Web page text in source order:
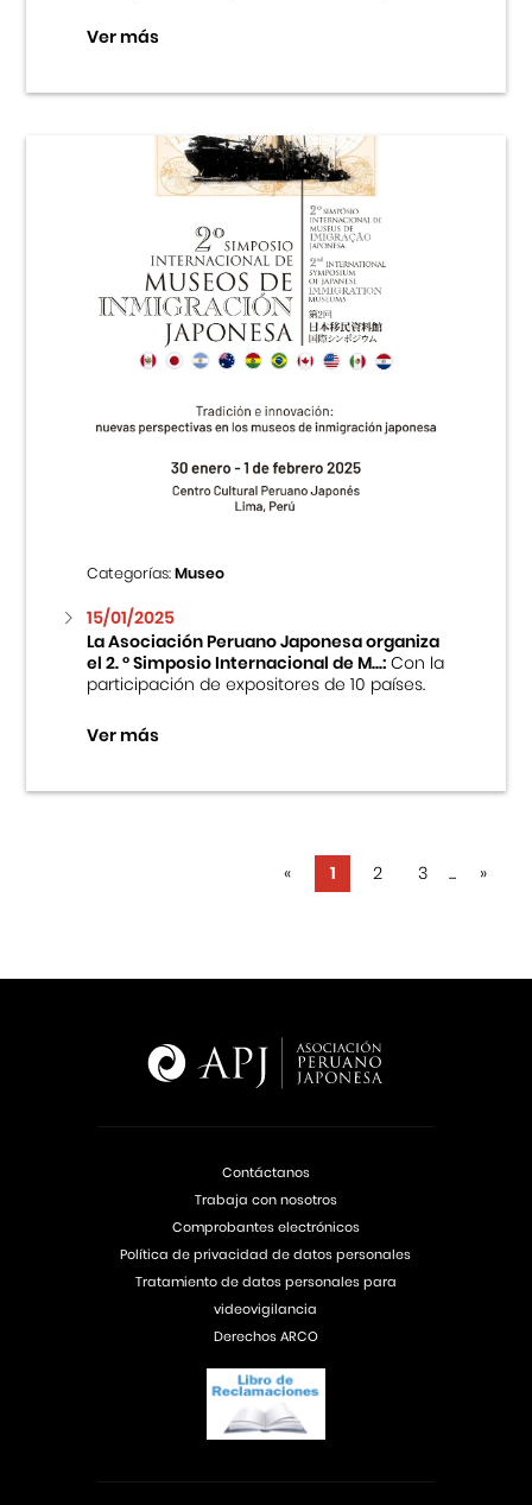
Ver más
Categorías:Museo
15/01/2025
La Asociación Peruano Japonesa organiza
el 2. ° Simposio Internacional de M...:Con la
participación de expositores de 10 países.
Ver más
« 1 2 3 ... »
Contáctanos
Trabaja con nosotros
Comprobantes electrónicos
Política de privacidad de datos personales
Tratamiento de datos personales para
videovigilancia
Derechos ARCO